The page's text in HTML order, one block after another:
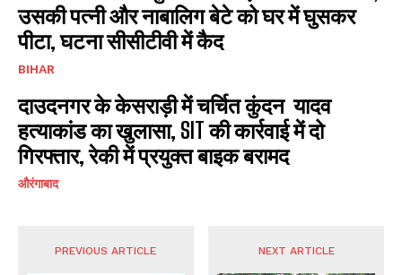
उसकी पत्नी और नाबालिग बेटे को घर में घुसकर
पीटा, घटना सीसीटीवी में कैद
BIHAR
दाउदनगर के केसराड़ी में चर्चित कुंदन यादव
हत्याकांड का खुलासा, SIT की कार्रवाई में दो
गिरफ्तार, रेकी में प्रयुक्त बाइक बरामद
औरंगाबाद
PREVIOUS ARTICLE NEXT ARTICLE